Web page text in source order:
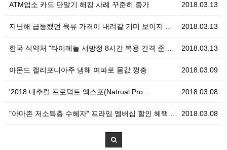
2018.03.13
ATM업소 카드 단말기 해킹 사례 꾸준히 증가
2018.03.13
지난해 급등했던 육류 가격이 내려갈 기미 보이지 않아
2018.03.13
한국 식약처 "타이레놀 서방정 8시간 복용 간격 준수해…
2018.03.09
아몬드 캘리포니아주 냉해 여파로 몸값 껑충
2018.03.08
'2018 내추럴 프로덕트 엑스포(Natrual Pro…
2018.03.08
"아마존 저소득층 수혜자" 프라임 멤버십 할인 혜택 …